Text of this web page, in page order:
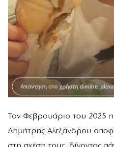
Τον Φεβρουάριο του 2025
Δημήτρης Αλεξάνδρου